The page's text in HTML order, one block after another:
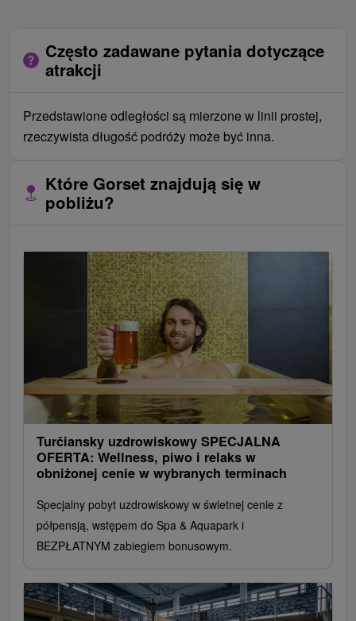
Często zadawane pytania dotyczące
atrakcji
Przedstawione odległości są mierzone w linii prostej,
rzeczywista długość podróży może być inna.
Które Gorset znajdują się w
pobliżu?
Turčiansky uzdrowiskowy SPECJALNA
OFERTA: Wellness, piwo i relaks w
obniżonej cenie w wybranych terminach
Specjalny pobyt uzdrowiskowy w świetnej cenie z
półpensją, wstępem do Spa & Aquapark i
BEZPŁATNYM zabiegiem bonusowym.